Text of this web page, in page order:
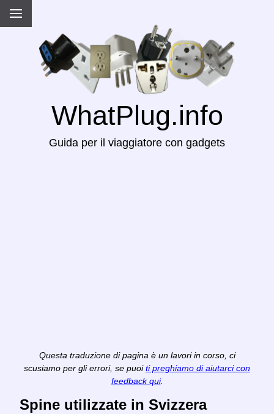
WhatPlug.info
Guida per il viaggiatore con gadgets
Questa traduzione di pagina è un lavori in corso, ci
scusiamo per gli errori, se puoi ti preghiamo di aiutarci con
feedback qui.
Spine utilizzate in Svizzera